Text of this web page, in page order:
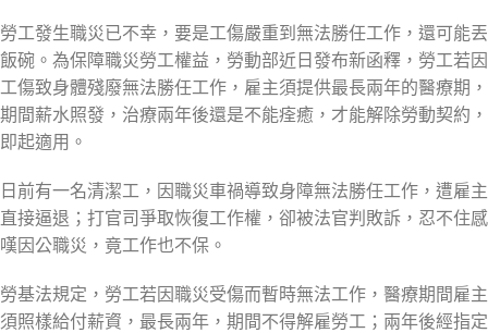
勞工發生職災已不幸，要是工傷嚴重到無法勝任工作，還可能丟
飯碗。為保障職災勞工權益，勞動部近日發布新函釋，勞工若因
工傷致身體殘廢無法勝任工作，雇主須提供最長兩年的醫療期，
期間薪水照發，治療兩年後還是不能痊癒，才能解除勞動契約，
即起適用。
日前有一名清潔工，因職災車禍導致身障無法勝任工作，遭雇主
直接逼退；打官司爭取恢復工作權，卻被法官判敗訴，忍不住感
嘆因公職災，竟工作也不保。
勞基法規定，勞工若因職災受傷而暫時無法工作，醫療期間雇主
須照樣給付薪資，最長兩年，期間不得解雇勞工；兩年後經指定